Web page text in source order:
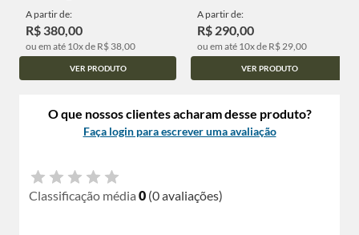
A partir de:
R$ 380,00
ou em até 10x de R$ 38,00
VER PRODUTO
A partir de:
R$ 290,00
ou em até 10x de R$ 29,00
VER PRODUTO
O que nossos clientes acharam desse produto?
Faça login para escrever uma avaliação
Classificação média 0 (0 avaliações)